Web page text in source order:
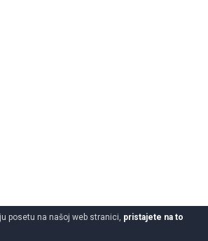
posetu na našoj web stranici, pristajete na to